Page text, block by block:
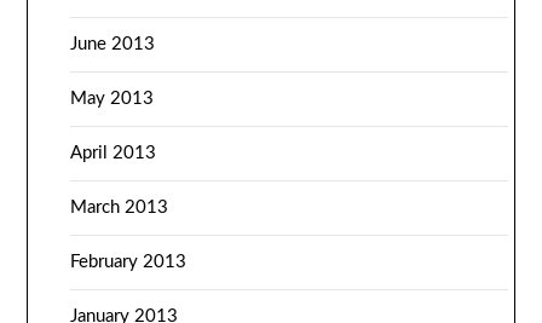
June 2013
May 2013
April 2013
March 2013
February 2013
January 2013